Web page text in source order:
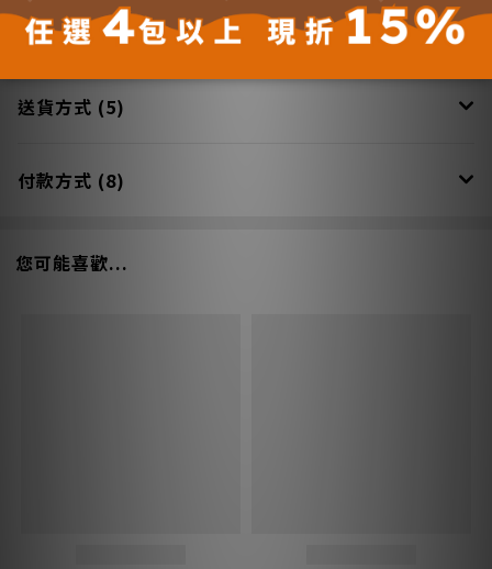
送貨方式 (5)
付款方式 (8)
您可能喜歡...